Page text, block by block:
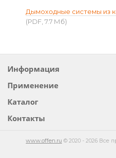
Дымоходные системы из
(PDF, 7.7 Мб)
Информация
Применение
Каталог
Контакты
www.offen.ru © 2020 - 2026 Все